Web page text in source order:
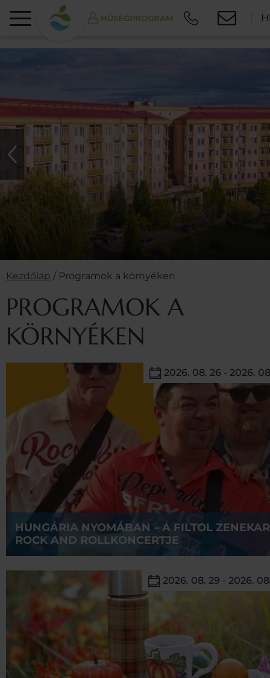
HŰSÉGPROGRAM
Kezdőlap / Programok a környéken
PROGRAMOK A
KÖRNYÉKEN
2026. 08. 26 - 2026.
HUNGÁRIA NYOMÁBAN – A FILTOL ZENEKAR
ROCK AND ROLLKONCERTJE
2026. 08. 29 - 2026.